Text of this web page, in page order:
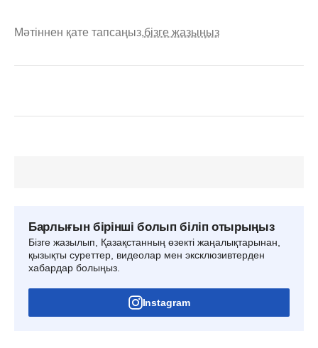
Мәтіннен қате тапсаңыз,бізге жазыңыз
Барлығын бірінші болып біліп отырыңыз
Бізге жазылып, Қазақстанның өзекті жаңалықтарынан,
қызықты суреттер, видеолар мен эксклюзивтерден
хабардар болыңыз.
Instagram